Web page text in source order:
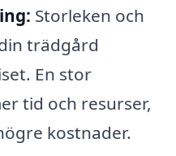
Storleken och
trädgård
En stor
tid och resurser,
kostnader.